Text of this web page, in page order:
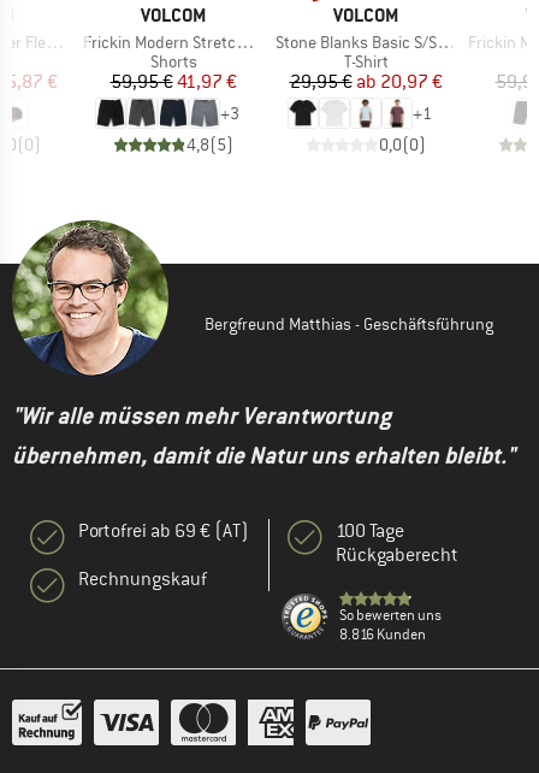
Hat
Preis
€
(0)
MARKE
VOLCOM
Artikel
Frickin Modern Stretch Short 21
Produktgruppe
Shorts
Preis
59,95 €reduzierter Preis
41,97 €
+3
4,8(5)
MARKE
VOLCOM
Artikel
Stone Blanks Basic S/S Tee
Produktgruppe
T-Shirt
Preis
29,95 € reduzierter Preis
ab 20,97 €
+1
0,0(0)
Artikel
Frickin
Bergfreund Matthias - Geschäftsführung
"Wir alle müssen mehr Verantwortung
übernehmen, damit die Natur uns erhalten bleibt."
Portofrei ab 69 € (AT)
Rechnungskauf
100 Tage
Rückgaberecht
So bewerten uns
8.816 Kunden